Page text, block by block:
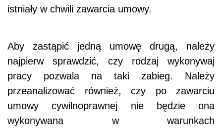
istniały w chwili zawarcia umowy.
Aby zastąpić jedną umowę drugą, należy
najpierw sprawdzić, czy rodzaj wykonywaj
pracy pozwala na taki zabieg. Należy
przeanalizować również, czy po zawarciu
umowy cywilnoprawnej nie będzie ona
wykonywana w warunkach